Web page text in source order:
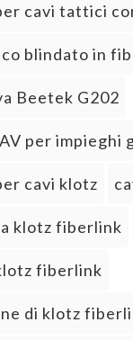
cavi tattici
blindato in
Beetek G202
per impieghi
cavi klotz
klotz fiberlink
fiberlink
di klotz